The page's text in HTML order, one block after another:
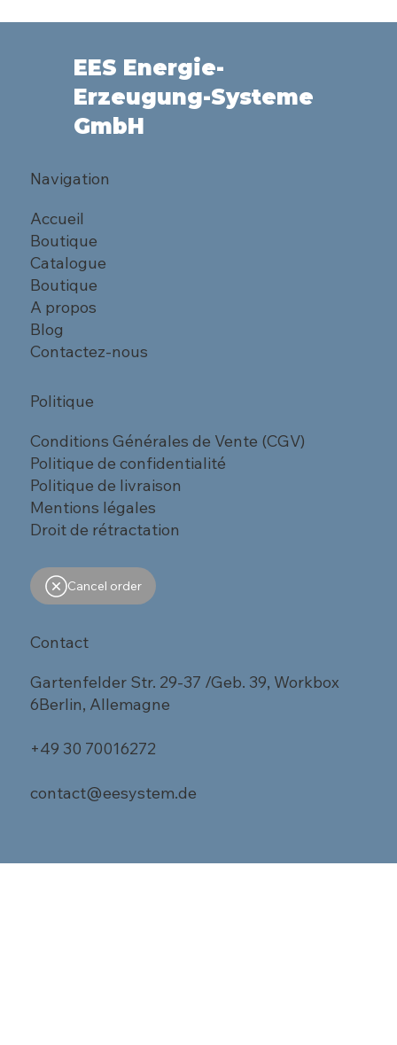
EES Energie-
Erzeugung-Systeme
GmbH
Navigation
Accueil
Boutique
Catalogue
Boutique
A propos
Blog
Contactez-nous
Politique
Conditions Générales de Vente (CGV)
Politique de confidentialité
Politique de livraison
Mentions légales
Droit de rétractation
Cancel order
Contact
Gartenfelder Str. 29-37 /Geb. 39, Workbox
6Berlin, Allemagne
+49 30 70016272
contact@eesystem.de